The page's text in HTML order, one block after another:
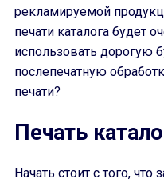
рекламируемой
печати каталога будет
использовать дорогую
послепечатную
печати?
Печать
Начать стоит с того, что